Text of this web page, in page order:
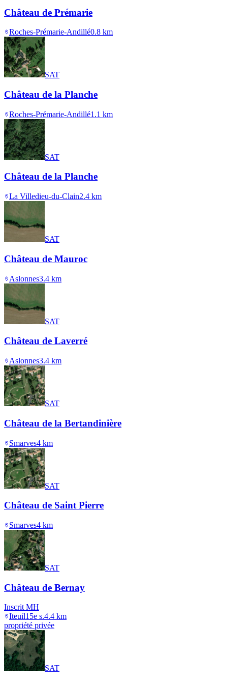
Château de Prémarie
Roches-Prémarie-Andillé0.8 km
SAT
Château de la Planche
Roches-Prémarie-Andillé1.1 km
SAT
Château de la Planche
La Villedieu-du-Clain2.4 km
SAT
Château de Mauroc
Aslonnes3.4 km
SAT
Château de Laverré
Aslonnes3.4 km
SAT
Château de la Bertandinière
Smarves4 km
SAT
Château de Saint Pierre
Smarves4 km
SAT
Château de Bernay
Inscrit MH
Iteuil15e s.4.4 km
propriété privée
SAT